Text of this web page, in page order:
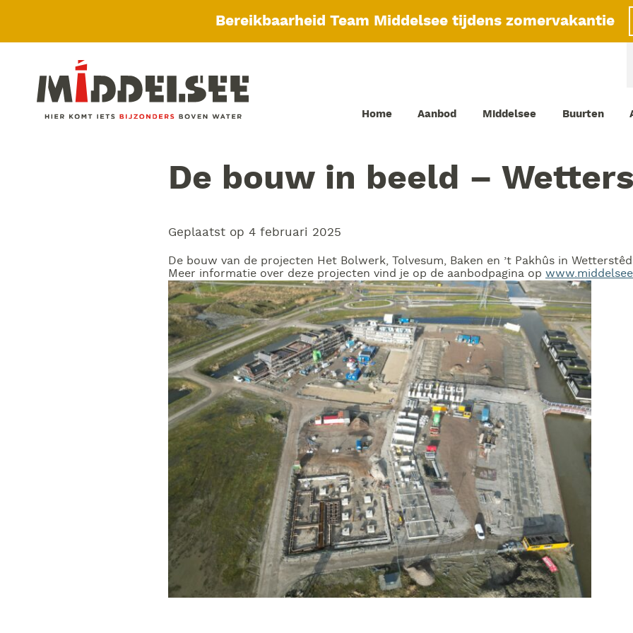
Bereikbaarheid Team Middelsee tijdens zomervakantie
Home Aanbod Middelsee Buurten
De bouw in beeld –
Geplaatst op 4 februari 2025
De bouw van de projecten Het Bolwerk, Tolvesum, Baken en ’t Pakhûs in
Meer informatie over deze projecten vind je op de aanbodpagina op